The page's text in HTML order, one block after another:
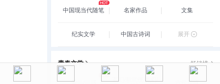
中国现当代随笔 名家作品 文集
纪实文学 中国古诗词 展开
青春文学 畅销榜
玄幻/新武侠/魔幻/